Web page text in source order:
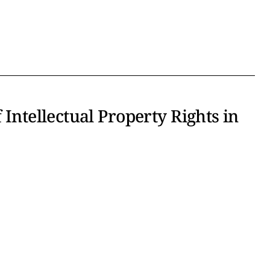
Property Rights in